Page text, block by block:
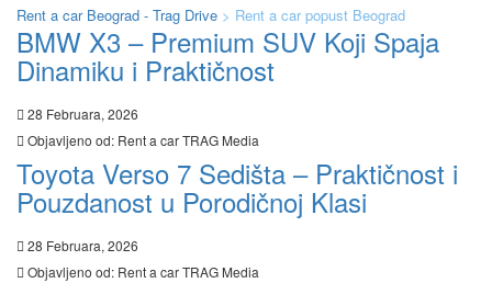
Rent a car Beograd - Trag Drive > Rent a car popust Beograd
BMW X3 – Premium SUV Koji Spaja
Dinamiku i Praktičnost
28 Februara, 2026
Objavljeno od: Rent a car TRAG Media
Toyota Verso 7 Sedišta – Praktičnost i
Pouzdanost u Porodičnoj Klasi
28 Februara, 2026
Objavljeno od: Rent a car TRAG Media